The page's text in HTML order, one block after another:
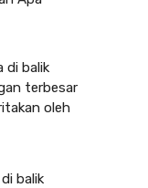
di balik
terbesar
oleh
balik